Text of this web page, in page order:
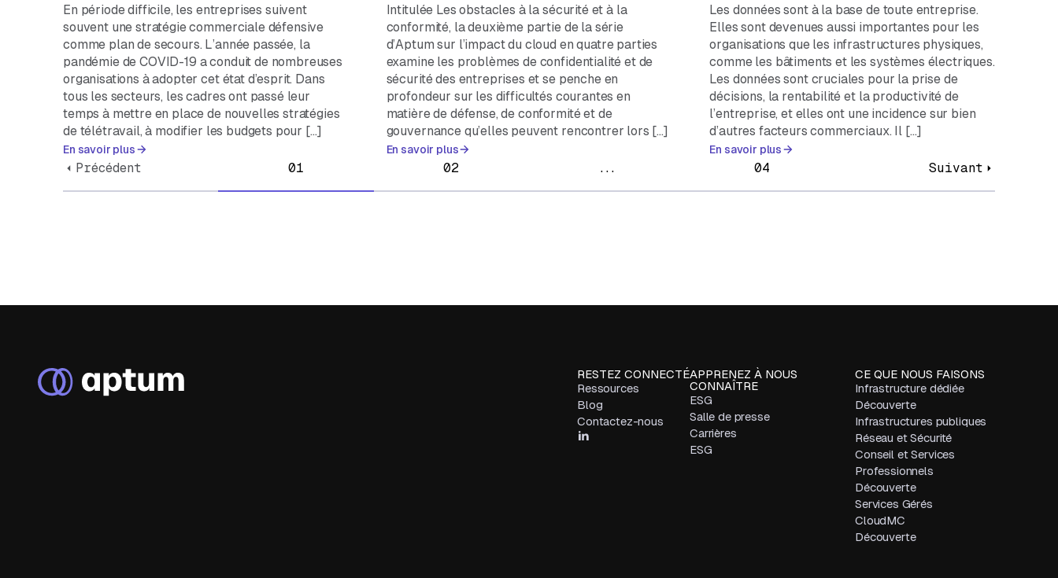
En période difficile, les entreprises suivent
souvent une stratégie commerciale défensive
comme plan de secours. L’année passée, la
pandémie de COVID-19 a conduit de nombreuses
organisations à adopter cet état d’esprit. Dans
tous les secteurs, les cadres ont passé leur
temps à mettre en place de nouvelles stratégies
de télétravail, à modifier les budgets pour […]
En savoir plus
Intitulée Les obstacles à la sécurité et à la
conformité, la deuxième partie de la série
d’Aptum sur l’impact du cloud en quatre parties
examine les problèmes de confidentialité et de
sécurité des entreprises et se penche en
profondeur sur les difficultés courantes en
matière de défense, de conformité et de
gouvernance qu’elles peuvent rencontrer lors […]
En savoir plus
Les données sont à la base de toute entreprise.
Elles sont devenues aussi importantes pour les
organisations que les infrastructures physiques,
comme les bâtiments et les systèmes électriques.
Les données sont cruciales pour la prise de
décisions, la rentabilité et la productivité de
l’entreprise, et elles ont une incidence sur bien
d’autres facteurs commerciaux. Il […]
En savoir plus
Précédent 01 02 ... 04 Suivant
RESTEZ CONNECTÉ
Ressources
Blog
Contactez-nous
APPRENEZ À NOUS
CONNAÎTRE
ESG
Salle de presse
Carrières
ESG
CE QUE NOUS FAISONS
Infrastructure dédiée
Découverte
Infrastructures publiques
Réseau et Sécurité
Conseil et Services
Professionnels
Découverte
Services Gérés
CloudMC
Découverte